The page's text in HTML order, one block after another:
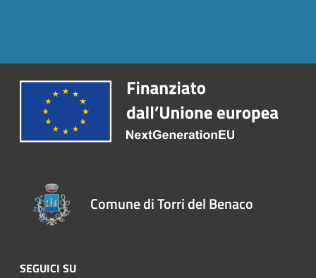
Comune di Torri del Benaco
SEGUICI SU